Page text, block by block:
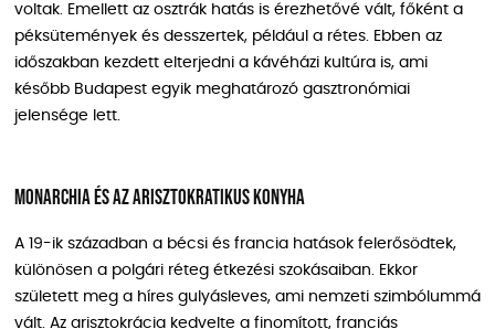
voltak. Emellett az osztrák hatás is érezhetővé vált, főként a
péksütemények és desszertek, például a rétes. Ebben az
időszakban kezdett elterjedni a kávéházi kultúra is, ami
később Budapest egyik meghatározó gasztronómiai
jelensége lett.
Monarchia és az arisztokratikus konyha
A 19-ik században a bécsi és francia hatások felerősödtek,
különösen a polgári réteg étkezési szokásaiban. Ekkor
született meg a híres gulyásleves, ami nemzeti szimbólummá
vált. Az arisztokrácia kedvelte a finomított, franciás